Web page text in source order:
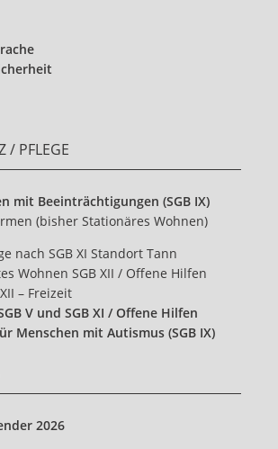
/ PFLEGE
mit Beeinträchtigungen (SGB IX)
(bisher Stationäres Wohnen)
nach SGB XI Standort Tann
Wohnen SGB XII / Offene Hilfen
– Freizeit
V und SGB XI / Offene Hilfen
Menschen mit Autismus (SGB IX)
2026